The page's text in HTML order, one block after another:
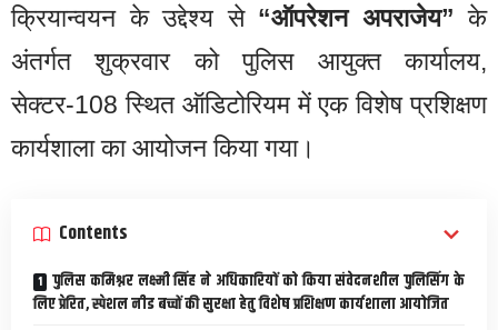
क्रियान्वयन के उद्देश्य से “ऑपरेशन अपराजेय” के
अंतर्गत शुक्रवार को पुलिस आयुक्त कार्यालय,
सेक्टर-108 स्थित ऑडिटोरियम में एक विशेष प्रशिक्षण
कार्यशाला का आयोजन किया गया।
Contents
पुलिस कमिश्नर लक्ष्मी सिंह ने अधिकारियों को किया संवेदनशील पुलिसिंग के
लिए प्रेरित, स्पेशल नीड बच्चों की सुरक्षा हेतु विशेष प्रशिक्षण कार्यशाला आयोजित